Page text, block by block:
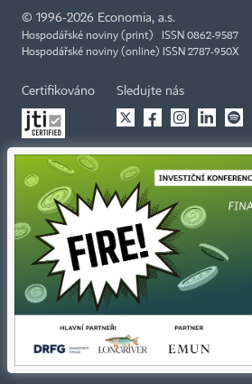
© 1996-2026 Economia, a.s.
Hospodářské noviny (print) ISSN 0862-9587
Hospodářské noviny (online) ISSN 2787-950X
Certifikováno Sledujte nás
Stáhněte si aplikaci HN
Kontakty
Tiráž redakce HN
Kariéra v HN
Ochrana
Všeobecné